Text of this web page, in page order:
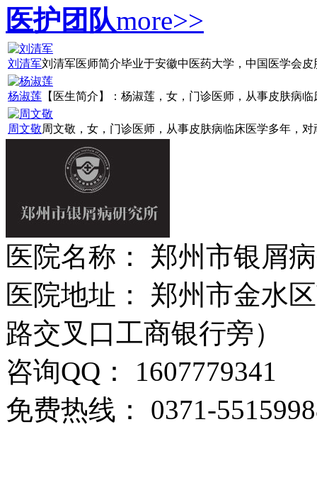
医护团队more>>
刘清军刘清军医师简介毕业于安徽中医药大学，中国医学会皮
杨淑莲 【医生简介】：杨淑莲，女，门诊医师，从事皮肤病
周文敬周文敬，女，门诊医师，从事皮肤病临床医学多年，对
医院名称： 郑州市银屑
医院地址： 郑州市金水
路交叉口工商银行旁）
咨询QQ： 1607779341
免费热线： 0371-